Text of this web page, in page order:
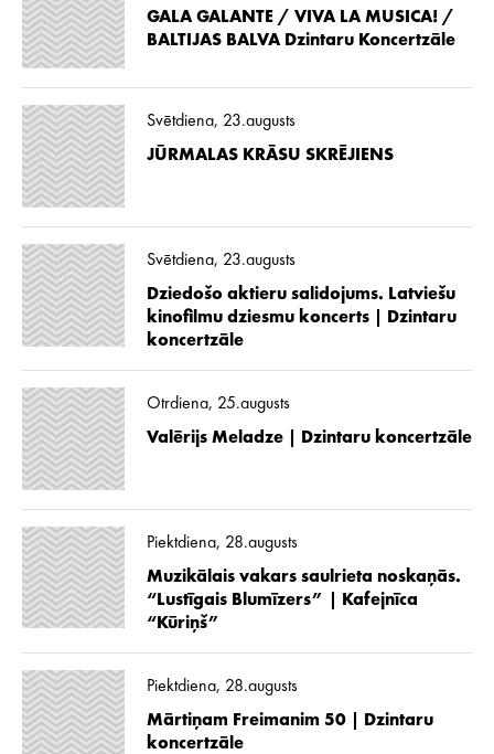
GALA GALANTE / VIVA LA MUSICA! /
BALTIJAS BALVA Dzintaru Koncertzāle
Svētdiena, 23.augusts
JŪRMALAS KRĀSU SKRĒJIENS
Svētdiena, 23.augusts
Dziedošo aktieru salidojums. Latviešu
kinofilmu dziesmu koncerts | Dzintaru
koncertzāle
Otrdiena, 25.augusts
Valērijs Meladze | Dzintaru koncertzāle
Piektdiena, 28.augusts
Muzikālais vakars saulrieta noskaņās.
“Lustīgais Blumīzers” | Kafejnīca
“Kūriņš”
Piektdiena, 28.augusts
Mārtiņam Freimanim 50 | Dzintaru
koncertzāle